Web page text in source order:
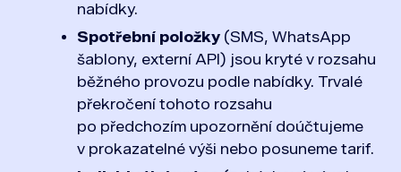
nabídky.
Spotřební položky (SMS, WhatsApp
šablony, externí API) jsou kryté v rozsahu
běžného provozu podle nabídky. Trvalé
překročení tohoto rozsahu
po předchozím upozornění doúčtujeme
v prokazatelné výši nebo posuneme tarif.